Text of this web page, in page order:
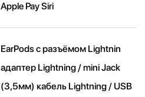
Apple Pay Siri
EarPods с разъёмом Lightnin
адаптер Lightning / mini Jack
(3,5мм) кабель Lightning / USB